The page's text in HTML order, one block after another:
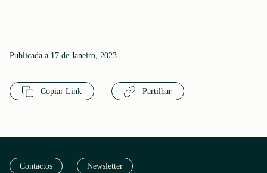
Publicada a 17 de Janeiro, 2023
Copiar Link Partilhar
Contactos Newsletter